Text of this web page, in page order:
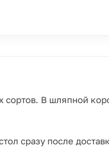
В шляпной
сразу после